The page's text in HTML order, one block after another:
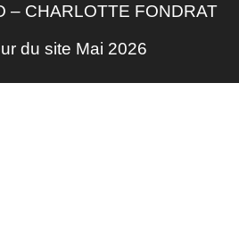
– CHARLOTTE FONDRAT
du site Mai 2026